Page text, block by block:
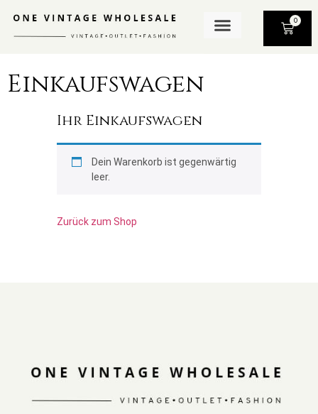
0
Einkaufswagen
Ihr Einkaufswagen
Dein Warenkorb ist gegenwärtig
leer.
Zurück zum Shop